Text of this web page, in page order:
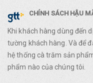
CHÍNH SÁCH HẬU
Khi khách hàng dùng đến
tường khách hàng. Và để
hệ thống cà trăm sản
phẩm nào của chúng tôi.